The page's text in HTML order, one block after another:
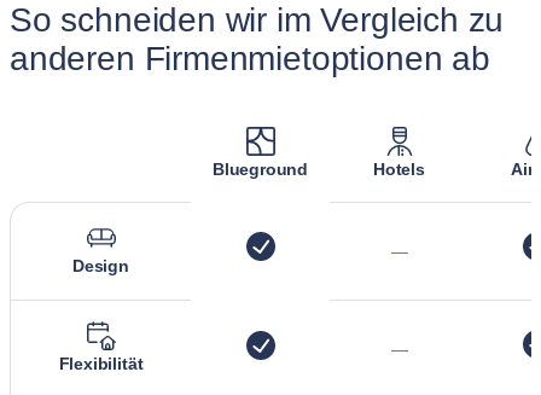
So schneiden wir im Vergleich zu
anderen Firmenmietoptionen ab
Blueground Hotels
Design
—
Flexibilität
—